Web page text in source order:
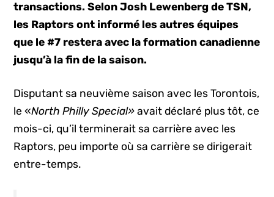
transactions. Selon Josh Lewenberg de TSN,
les Raptors ont informé les autres équipes
que le #7 restera avec la formation canadienne
jusqu’à la fin de la saison.
Disputant sa neuvième saison avec les Torontois,
le «North Philly Special»avait déclaré plus tôt, ce
mois-ci, qu’il terminerait sa carrière avec les
Raptors, peu importe où sa carrière se dirigerait
entre-temps.